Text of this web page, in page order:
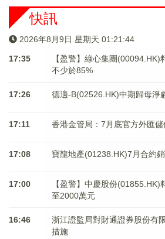
快訊
2026年8月9日 星期天 01:21:44
17:35
【盈警】綠心集團
不少於85%
17:26 德適-B(02526.HK)中期歸母淨
17:11 香港金管局：7月底官方外匯
17:08 寶龍地產(01238.HK)7月合約
17:00
【盈警】中慶股份
至2000萬元
16:46
浙江證監局對財通證券股份有
措施